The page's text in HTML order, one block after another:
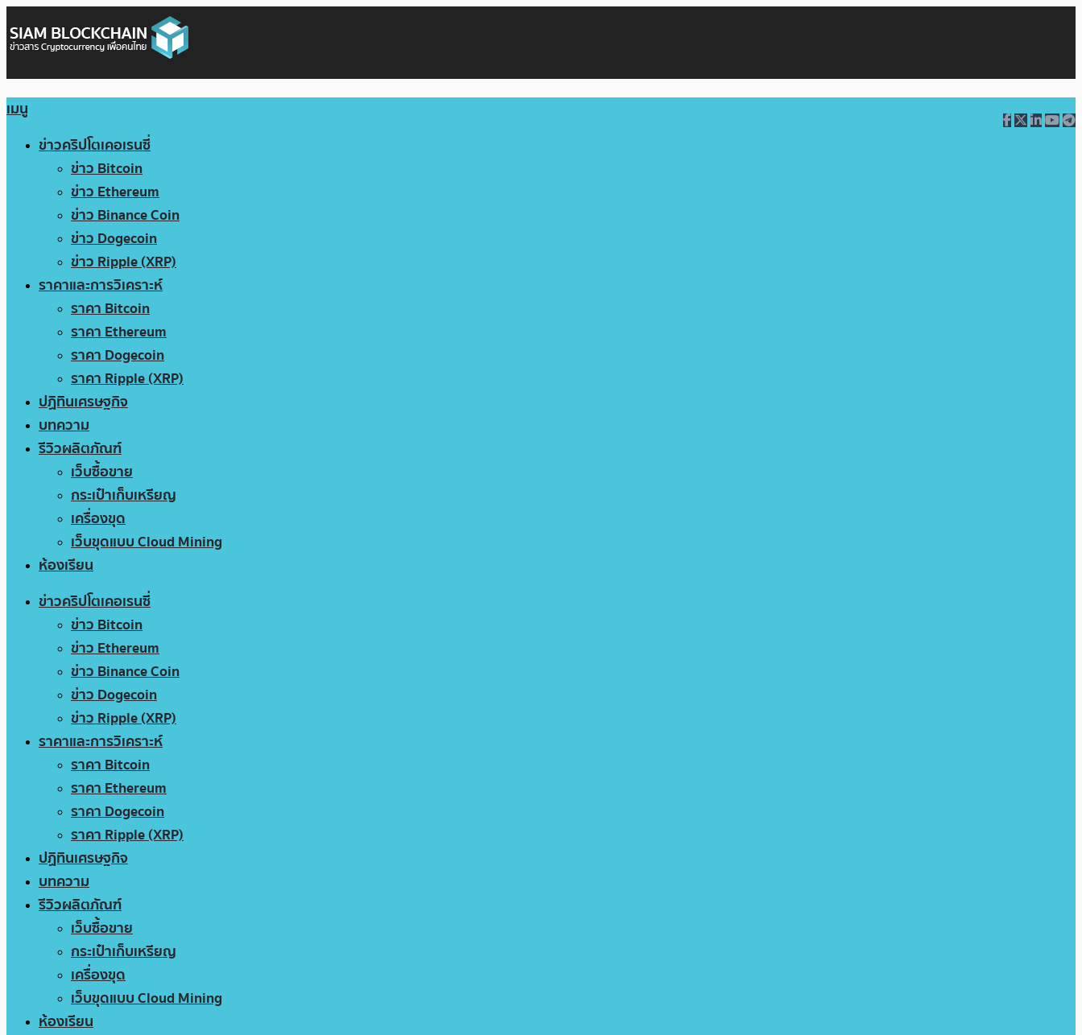
เมนู
ข่าวคริปโตเคอเรนซี่
ข่าว Bitcoin
ข่าว Ethereum
ข่าว Binance Coin
ข่าว Dogecoin
ข่าว Ripple (XRP)
ราคาและการวิเคราะห์
ราคา Bitcoin
ราคา Ethereum
ราคา Dogecoin
ราคา Ripple (XRP)
ปฏิทินเศรษฐกิจ
บทความ
รีวิวผลิตภัณฑ์
เว็บซื้อขาย
กระเป๋าเก็บเหรียญ
เครื่องขุด
เว็บขุดแบบ Cloud Mining
ห้องเรียน
ข่าวคริปโตเคอเรนซี่
ข่าว Bitcoin
ข่าว Ethereum
ข่าว Binance Coin
ข่าว Dogecoin
ข่าว Ripple (XRP)
ราคาและการวิเคราะห์
ราคา Bitcoin
ราคา Ethereum
ราคา Dogecoin
ราคา Ripple (XRP)
ปฏิทินเศรษฐกิจ
บทความ
รีวิวผลิตภัณฑ์
เว็บซื้อขาย
กระเป๋าเก็บเหรียญ
เครื่องขุด
เว็บขุดแบบ Cloud Mining
ห้องเรียน